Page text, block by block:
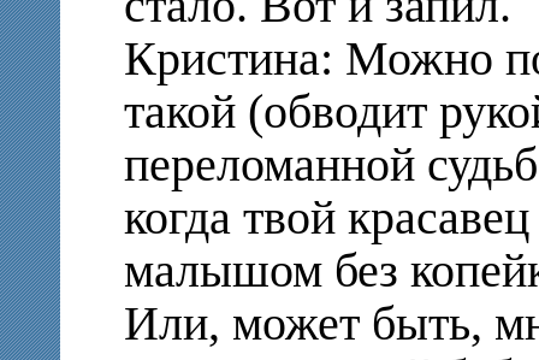
Кристина: Можно
такой (обводит
переломанной
когда твой
малышом без
Или, может быть,